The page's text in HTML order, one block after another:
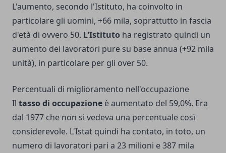
L'aumento, secondo l'Istituto, ha coinvolto in
particolare gli uomini, +66 mila, soprattutto in fascia
d'età di ovvero 50. L'Istituto ha registrato quindi un
aumento dei lavoratori pure su base annua (+92 mila
unità), in particolare per gli over 50.
Percentuali di miglioramento nell'occupazione
Il tasso di occupazione è aumentato del 59,0%. Era
dal 1977 che non si vedeva una percentuale così
considerevole. L'Istat quindi ha contato, in toto, un
numero di lavoratori pari a 23 milioni e 387 mila